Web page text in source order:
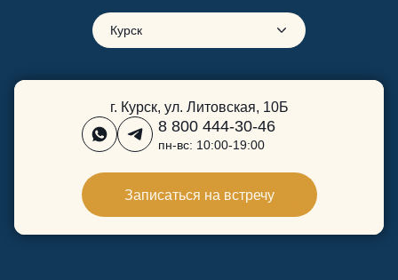
Курск
г. Курск, ул. Литовская, 10Б
8 800 444-30-46
пн-вс: 10:00-19:00
Записаться на встречу